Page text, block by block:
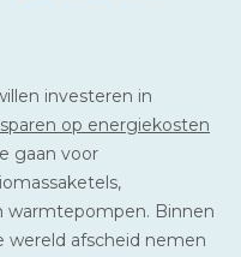
investeren in
op energiekosten
gaan voor
warmtepompen. Binnen
wereld afscheid nemen